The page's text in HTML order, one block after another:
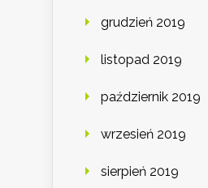
grudzień 2019
listopad 2019
październik 2019
wrzesień 2019
sierpień 2019